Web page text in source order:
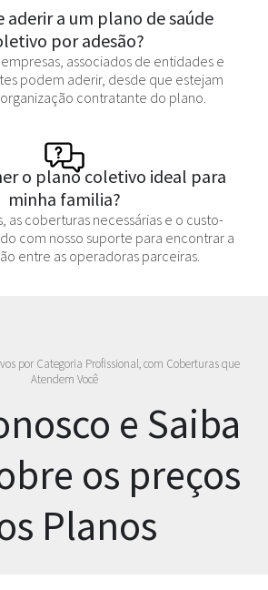
aderir a um plano de saúde
por adesão?
associados de entidades e
podem aderir, desde que estejam
contratante do plano.
o plano coletivo ideal para
minha familia?
as coberturas necessárias e o custo-
com nosso suporte para encontrar a
entre as operadoras parceiras.
por Categoria Profissional, com Coberturas que
Atendem Você
e Saiba
os preços
Planos